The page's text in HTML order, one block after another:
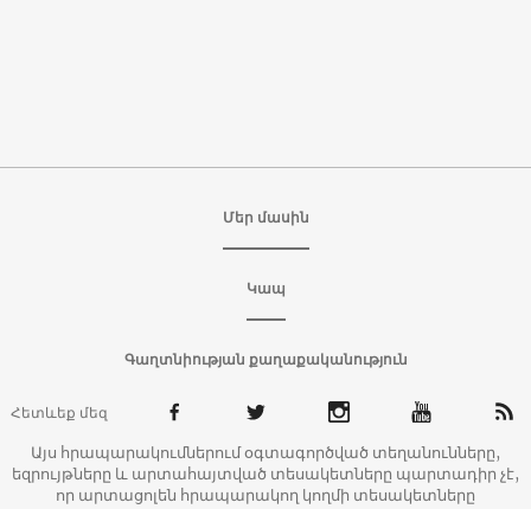
Մեր մասին
Կապ
Գաղտնիության քաղաքականություն
Հետևեք մեզ
Այս հրապարակումներում օգտագործված տեղանունները,
եզրույթները և արտահայտված տեսակետները պարտադիր չէ,
որ արտացոլեն հրապարակող կողմի տեսակետները